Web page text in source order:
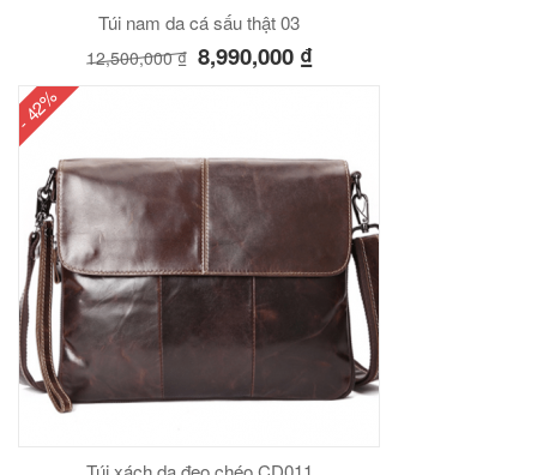
Túi nam da cá sấu thật 03
12,500,000₫ 8,990,000 ₫
- 42%